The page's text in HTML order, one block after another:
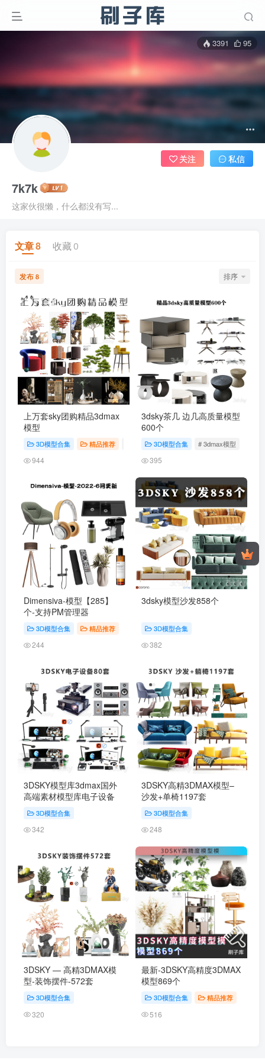
3391 95
7k7k
这家伙很懒，什么都没有写...
关注 私信
文章8 收藏 0
发布 8 排序
上万套sky团购精品3dmax
模型
3D模型合集 精品推荐 # 3dmax模型 # 3DSky模型
944
3dsky茶几 边几高质量模型
600个
3D模型合集 # 3dmax模型
395
Dimensiva-模型【285】
个-支持PM管理器
3D模型合集 精品推荐
244
3dsky模型沙发858个
3D模型合集
382
3DSKY模型库3dmax国外
高端素材模型库电子设备
3D模型合集
342
3DSKY高精3DMAX模型–
沙发+单椅1197套
3D模型合集
248
3DSKY — 高精3DMAX模
型-装饰摆件-572套
3D模型合集
320
最新-3DSKY高精度3DMAX
模型869个
3D模型合集 精品推荐
516